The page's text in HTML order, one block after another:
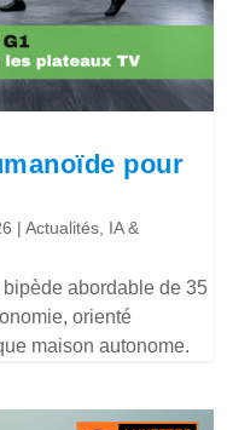
pour
|Actualités IA &
abordable de 35
orienté
maison autonome.